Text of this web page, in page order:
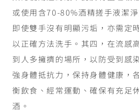
或使用含70-80%酒精搓手液潔
即使雙手沒有明顯污垢，亦需定
以正確方法洗手。其四，在流感
到人多擁擠的場所，以防受到感
強身體抵抗力，保持身體健康，
衡飲食、經常運動、確保有充足
酒。